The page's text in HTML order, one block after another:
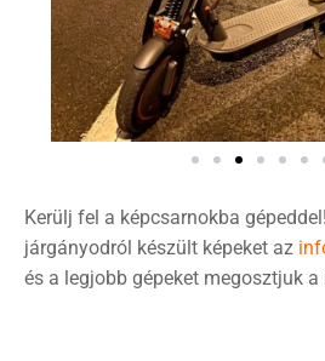
Kerülj fel a képcsarnokba
járgányodról készült képeket az
és a legjobb gépeket megosztjuk